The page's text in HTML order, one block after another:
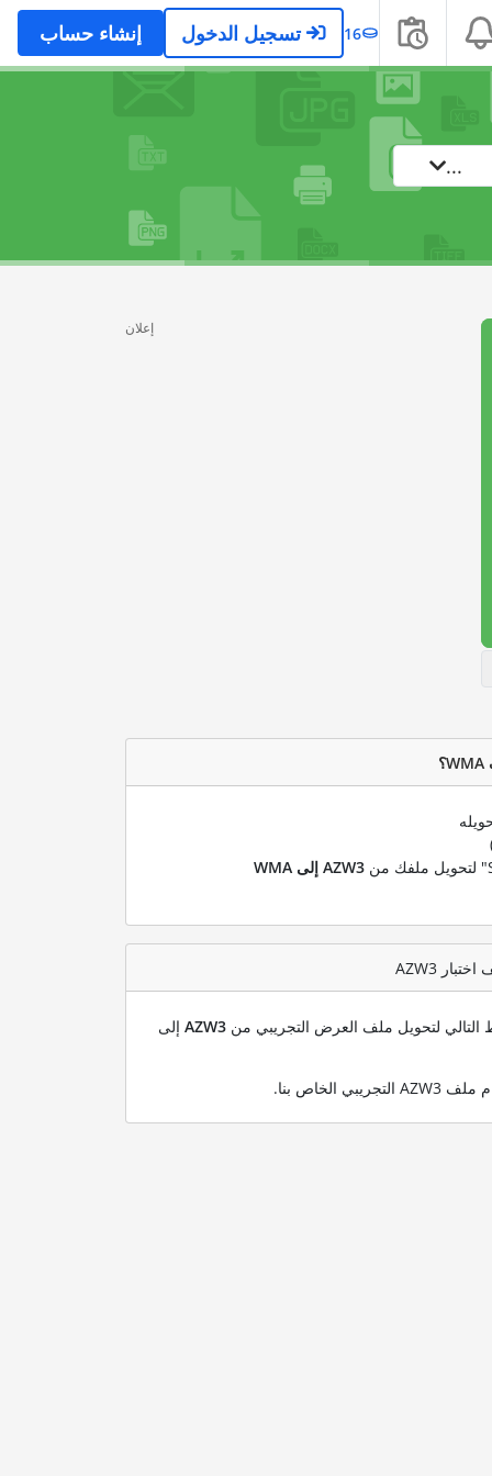
16 تسجيل الدخول إنشاء حساب
...
إعلان
AZW3 إلى WMA
التالي لتحويل ملف العرض التجريبي من AZW3 إلى
.